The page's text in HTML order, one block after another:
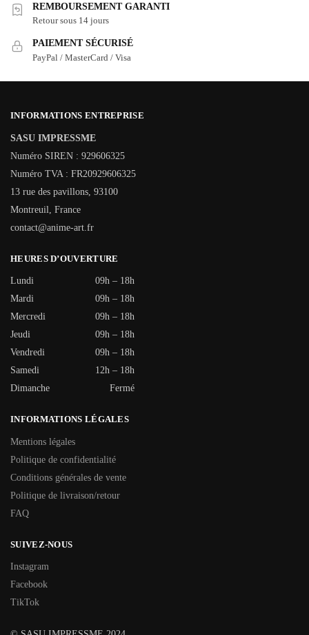
REMBOURSEMENT GARANTI
Retour sous 14 jours
PAIEMENT SÉCURISÉ
PayPal / MasterCard / Visa
INFORMATIONS ENTREPRISE
SASU IMPRESSME
Numéro SIREN : 929606325
Numéro TVA : FR20929606325
13 rue des pavillons, 93100
Montreuil, France
contact@anime-art.fr
HEURES D’OUVERTURE
Lundi
09h – 18h
Mardi
09h – 18h
Mercredi
09h – 18h
Jeudi
09h – 18h
Vendredi
09h – 18h
Samedi
12h – 18h
Dimanche
Fermé
INFORMATIONS LÉGALES
Mentions légales
Politique de confidentialité
Conditions générales de vente
Politique de livraison/retour
FAQ
SUIVEZ-NOUS
Instagram
Facebook
TikTok